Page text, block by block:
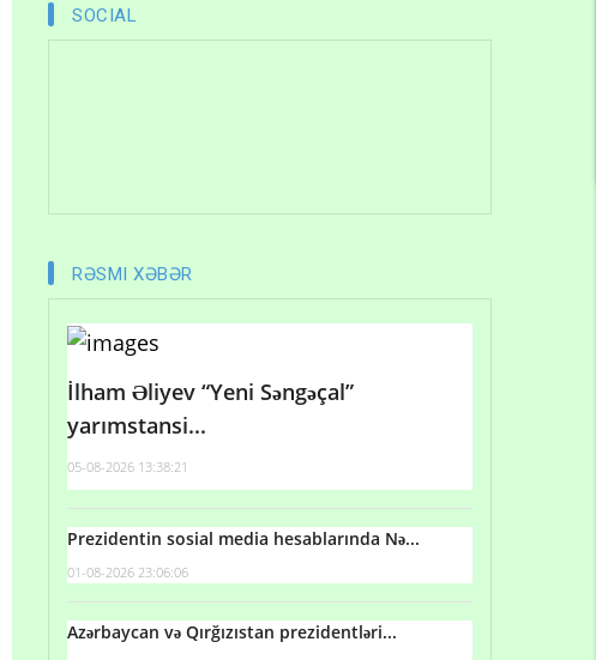
SOCIAL
RƏSMI XƏBƏR
İlham Əliyev “Yeni Səngəçal”
yarımstansi...
05-08-2026 13:38:21
Prezidentin sosial media hesablarında Nə...
01-08-2026 23:06:06
Azərbaycan və Qırğızıstan prezidentləri...